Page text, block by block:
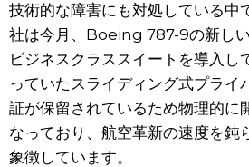
技術的な障害にも対処している中
社は今月、Boeing 787-9の新し
ビジネスクラススイートを導入し
っていたスライディング式プライ
証が保留されているため物理的に
なっており、航空革新の速度を鈍
象徴しています。